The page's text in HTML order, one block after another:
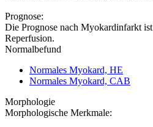
Prognose:
Die Prognose nach Myokardinfarkt
Reperfusion.
Normalbefund
Normales Myokard, HE
Normales Myokard, CAB
Morphologie
Morphologische Merkmale: